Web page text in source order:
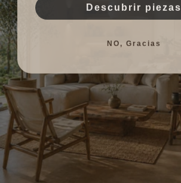
Descubrir piezas
NO, Gracias